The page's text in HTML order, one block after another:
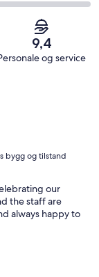
9,4
og service
bygg og tilstand
our
the staff are
always happy to